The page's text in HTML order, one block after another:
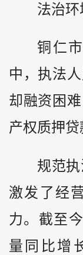
法治环
铜仁
中，执法
却融资困
产权质押贷
规范
激发了经
力。截至
量同比增